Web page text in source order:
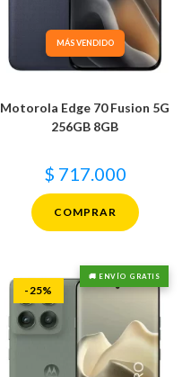
MÁS VENDIDO
Motorola Edge 70 Fusion 5G
256GB 8GB
$ 717.000
COMPRAR
🚚 ENVÍO GRATIS
-25%